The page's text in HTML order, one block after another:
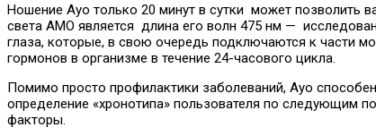
Ношение Ayo только 20 минут в сутки может позволить
света АМО является длина его волн 475 нм —
глаза, которые, в свою очередь подключаются к части
гормонов в организме в течение 24-часового цикла.
Помимо просто профилактики заболеваний, Ayo
определение «хронотипа» пользователя по следующим
факторы.